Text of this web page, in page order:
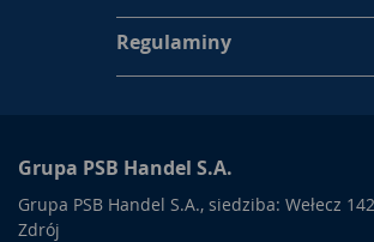
Regulaminy
Grupa PSB Handel S.A.
Grupa PSB Handel S.A., siedziba: Wełecz
Zdrój